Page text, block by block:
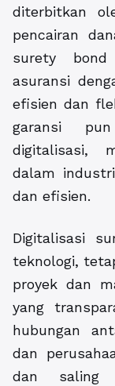
diterbitkan
pencairan
surety bond
asuransi
efisien dan
garansi
digitalisasi,
dalam
dan efisien.
Digitalisasi
teknologi,
proyek dan
yang
hubungan
dan
dan saling